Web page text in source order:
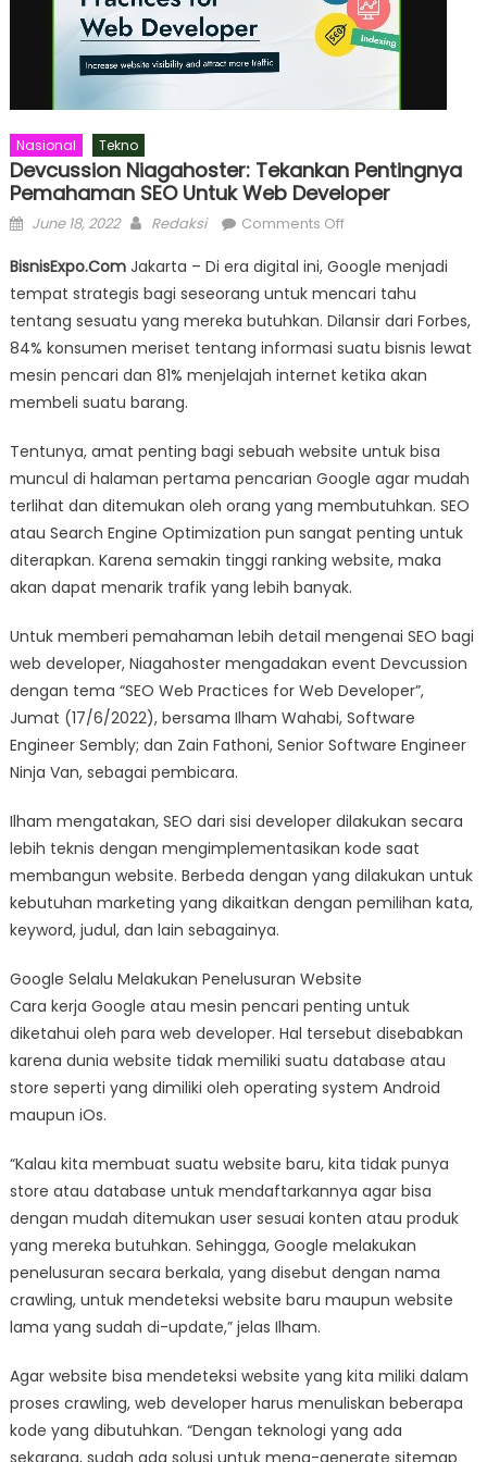
Nasional Tekno
Devcussion Niagahoster: Tekankan Pentingnya
Pemahaman SEO Untuk Web Developer
Posted
June 18, 2022 Author
Redaksi Comments Offon
Niagahoster:
Tekankan
Pentingnya
Pemahaman
SEO
Developer
BisnisExpo.ComJakarta – Di era digital ini, Google menjadi
tempat strategis bagi seseorang untuk mencari tahu
tentang sesuatu yang mereka butuhkan. Dilansir dari Forbes,
84% konsumen meriset tentang informasi suatu bisnis lewat
mesin pencari dan 81% menjelajah internet ketika akan
membeli suatu barang.
Tentunya, amat penting bagi sebuah website untuk bisa
muncul di halaman pertama pencarian Google agar mudah
terlihat dan ditemukan oleh orang yang membutuhkan. SEO
atau Search Engine Optimization pun sangat penting untuk
diterapkan. Karena semakin tinggi ranking website, maka
akan dapat menarik trafik yang lebih banyak.
Untuk memberi pemahaman lebih detail mengenai SEO bagi
web developer, Niagahoster mengadakan event Devcussion
dengan tema “SEO Web Practices for Web Developer”,
Jumat (17/6/2022), bersama Ilham Wahabi, Software
Engineer Sembly; dan Zain Fathoni, Senior Software Engineer
Ninja Van, sebagai pembicara.
Ilham mengatakan, SEO dari sisi developer dilakukan secara
lebih teknis dengan mengimplementasikan kode saat
membangun website. Berbeda dengan yang dilakukan untuk
kebutuhan marketing yang dikaitkan dengan pemilihan kata,
keyword, judul, dan lain sebagainya.
Google Selalu Melakukan Penelusuran Website
Cara kerja Google atau mesin pencari penting untuk
diketahui oleh para web developer. Hal tersebut disebabkan
karena dunia website tidak memiliki suatu database atau
store seperti yang dimiliki oleh operating system Android
maupun iOs.
“Kalau kita membuat suatu website baru, kita tidak punya
store atau database untuk mendaftarkannya agar bisa
dengan mudah ditemukan user sesuai konten atau produk
yang mereka butuhkan. Sehingga, Google melakukan
penelusuran secara berkala, yang disebut dengan nama
crawling, untuk mendeteksi website baru maupun website
lama yang sudah di-update,” jelas Ilham.
Agar website bisa mendeteksi website yang kita miliki dalam
proses crawling, web developer harus menuliskan beberapa
kode yang dibutuhkan. “Dengan teknologi yang ada
sekarang, sudah ada solusi untuk meng-generate sitemap